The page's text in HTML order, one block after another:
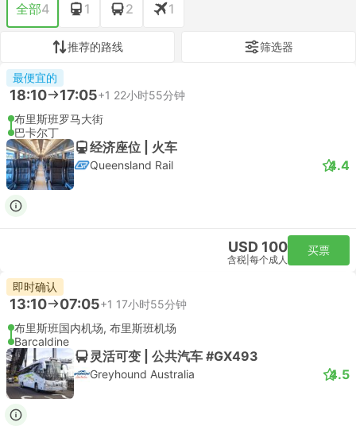
全部4 1 2 1
推荐的路线 筛选器
最便宜的
18:10 17:05+1 22小时55分钟
布里斯班罗马大街
巴卡尔丁
经济座位 | 火车
Queensland Rail 4.4
USD 100
含税 每个成人
买票
即时确认
13:10 07:05+1 17小时55分钟
布里斯班国内机场, 布里斯班机场
Barcaldine
灵活可变 | 公共汽车 #GX493
Greyhound Australia 4.5